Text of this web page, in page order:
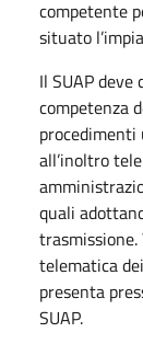
competente
situato
Il SUAP
competenza
procedimenti
all’inoltro
quali
telematica
presenta
SUAP.